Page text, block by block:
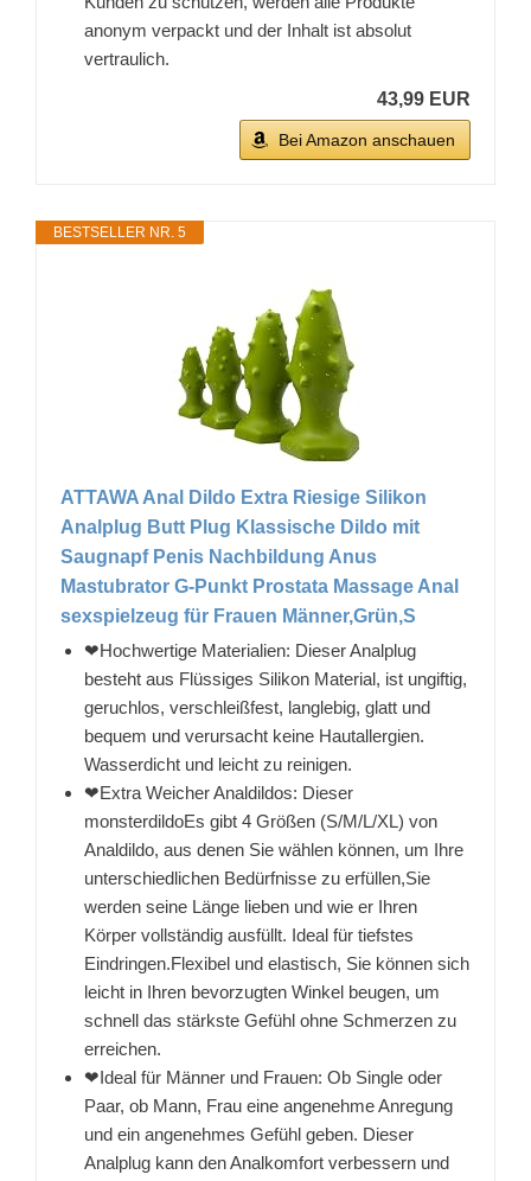
anonym verpackt und der Inhalt ist absolut
vertraulich.
43,99 EUR
Bei Amazon anschauen
BESTSELLER NR. 5
ATTAWA Anal Dildo Extra Riesige Silikon
Analplug Butt Plug Klassische Dildo mit
Saugnapf Penis Nachbildung Anus
Mastubrator G-Punkt Prostata Massage Anal
sexspielzeug für Frauen Männer,Grün,S
❤Hochwertige Materialien: Dieser Analplug
besteht aus Flüssiges Silikon Material, ist ungiftig,
geruchlos, verschleißfest, langlebig, glatt und
bequem und verursacht keine Hautallergien.
Wasserdicht und leicht zu reinigen.
❤Extra Weicher Analdildos: Dieser
monsterdildoEs gibt 4 Größen (S/M/L/XL) von
Analdildo, aus denen Sie wählen können, um Ihre
unterschiedlichen Bedürfnisse zu erfüllen,Sie
werden seine Länge lieben und wie er Ihren
Körper vollständig ausfüllt. Ideal für tiefstes
Eindringen.Flexibel und elastisch, Sie können sich
leicht in Ihren bevorzugten Winkel beugen, um
schnell das stärkste Gefühl ohne Schmerzen zu
erreichen.
❤Ideal für Männer und Frauen: Ob Single oder
Paar, ob Mann, Frau eine angenehme Anregung
und ein angenehmes Gefühl geben. Dieser
Analplug kann den Analkomfort verbessern und